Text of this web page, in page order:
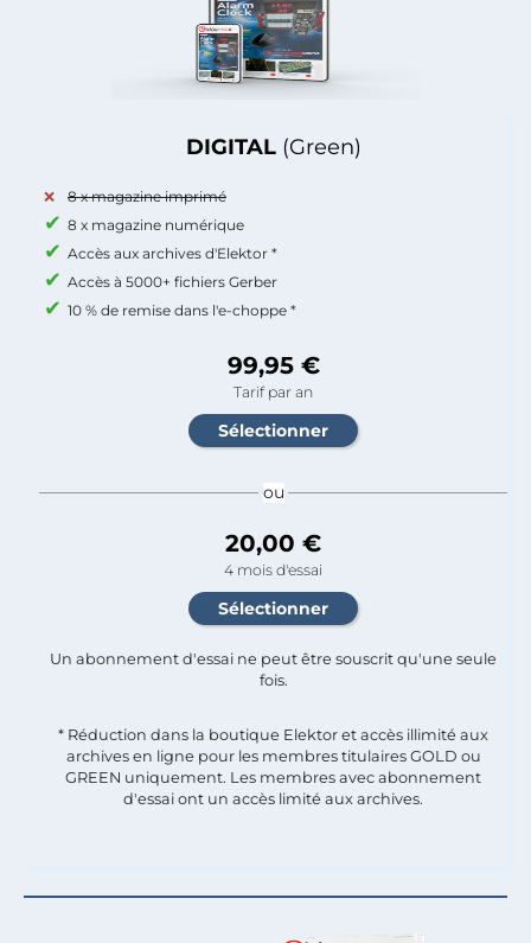
DIGITAL (Green)
8 x magazine imprimé
8 x magazine numérique
Accès aux archives d'Elektor *
Accès à 5000+ fichiers Gerber
10 % de remise dans l'e-choppe *
99,95 €
Tarif par an
ou
20,00 €
4 mois d'essai
Un abonnement d'essai ne peut être souscrit qu'une seule
fois.​
* Réduction dans la boutique Elektor et accès illimité aux
archives en ligne pour les membres titulaires GOLD ou
GREEN uniquement. Les membres avec abonnement
d'essai ont un accès limité aux archives.